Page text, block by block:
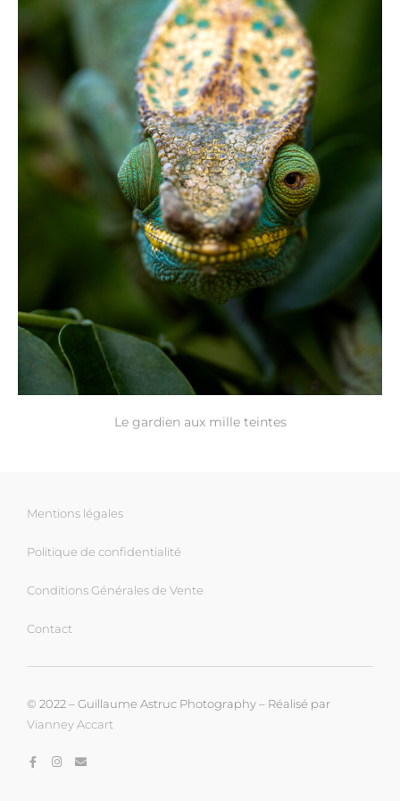
Le gardien aux mille teintes
Mentions légales
Politique de confidentialité
Conditions Générales de Vente
Contact
© 2022 – Guillaume Astruc Photography – Réalisé par
Vianney Accart